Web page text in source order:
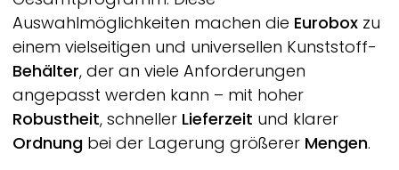
Auswahlmöglichkeiten machen die Euroboxzu
einem vielseitigen und universellen Kunststoff-
Behälter, der an viele Anforderungen
angepasst werden kann – mit hoher
Robustheit, schneller Lieferzeit und klarer
Ordnungbei der Lagerung größerer Mengen.